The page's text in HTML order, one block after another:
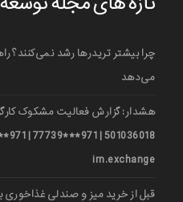
می‌دهد
هشدار: گزارش فعالیت مشکوک
irn.exchange
قبل از خرید میز و صندلی